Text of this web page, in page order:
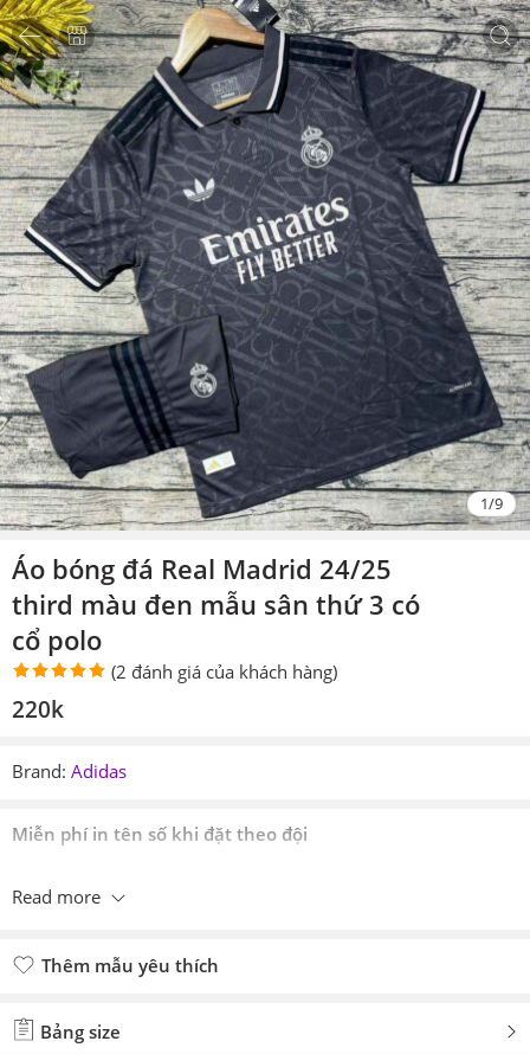
1/9
Áo bóng đá Real Madrid 24/25
third màu đen mẫu sân thứ 3 có
cổ polo
5.00trên 5
dựa trên
2
(2 đánh giá của khách hàng)
220k
Brand: Adidas
Miễn phí in tên số khi đặt theo đội
Read more
Thêm mẫu yêu thích
Bảng size